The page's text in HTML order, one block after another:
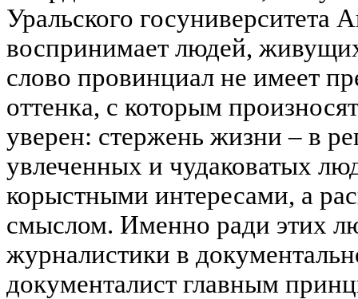
Уральского госуниверситета
воспринимает людей,
слово провинциал не имеет
оттенка, с которым
уверен: стержень жизни – в
увлеченных и чудаковатых
корыстными интересами, а
смыслом. Именно ради этих
журналистики в
документалист главным